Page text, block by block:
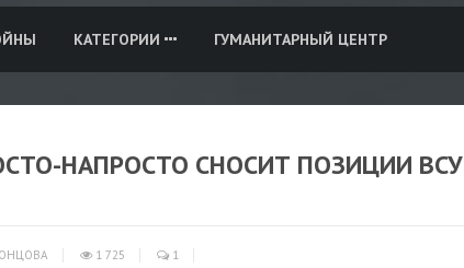
КАТЕГОРИИ ГУМАНИТАРНЫЙ ЦЕНТР
НАПРОСТО СНОСИТ ПОЗИЦИИ ВСУ
1 725 1